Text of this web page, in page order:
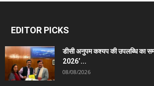
EDITOR PICKS
डीसी अनुपम कश्यप की उपलब्धि का
2026’...
08/08/2026